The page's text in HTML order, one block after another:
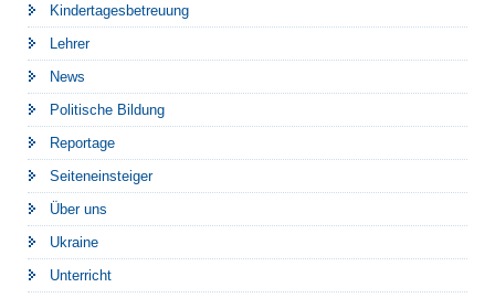
Kindertagesbetreuung
Lehrer
News
Politische Bildung
Reportage
Seiteneinsteiger
Über uns
Ukraine
Unterricht